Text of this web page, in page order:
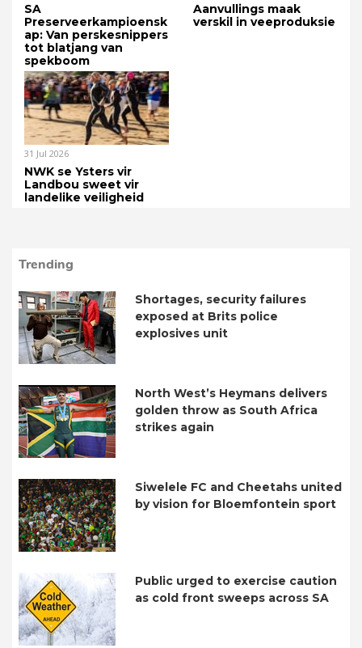
SA
Preserveerkampioensk
ap: Van perskesnippers
tot blatjang van
spekboom
Aanvullings maak
verskil in veeproduksie
31 Jul 2026
NWK se Ysters vir
Landbou sweet vir
landelike veiligheid
Trending
Shortages, security failures
exposed at Brits police
explosives unit
North West’s Heymans delivers
golden throw as South Africa
strikes again
Siwelele FC and Cheetahs united
by vision for Bloemfontein sport
Public urged to exercise caution
as cold front sweeps across SA